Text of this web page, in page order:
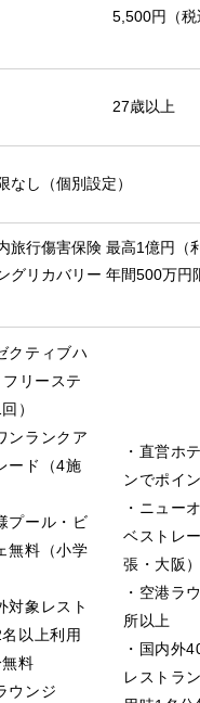
5,500円（税
27歳以上
なし（個別設定）
旅行傷害保険 最高1億円（
グリカバリー 年間500万円
クティブハ
リーステ
）
ンランクア
ード（4施
プール・ビ
無料（小学
対象レスト
以上利用
料
ウンジ
直営ホ
ンでポイ
ニュー
ベストレ
張・大阪）
空港ラ
所以上
国内外
レストラ